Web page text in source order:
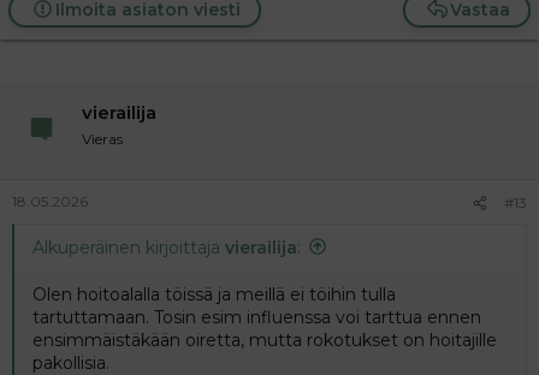
Vastaa
Ilmoita asiaton viesti
vierailija
Vieras
18.05.2026 #13
Alkuperäinen kirjoittaja vierailija:
Olen hoitoalalla töissä ja meillä ei töihin tulla
tartuttamaan. Tosin esim influenssa voi tarttua ennen
ensimmäistäkään oiretta, mutta rokotukset on hoitajille
pakollisia.